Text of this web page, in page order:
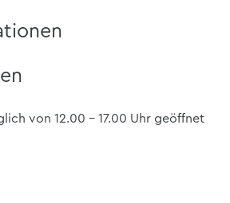
von 12.00 - 17.00 Uhr geöffnet